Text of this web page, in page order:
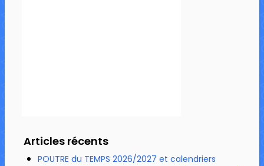
Articles récents
POUTRE du TEMPS 2026/2027 et calendriers